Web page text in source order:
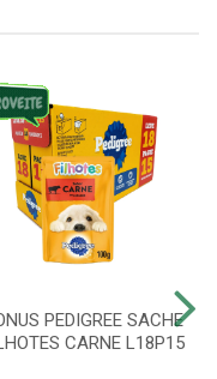
PEDIGREE SACHE
CARNE L18P15